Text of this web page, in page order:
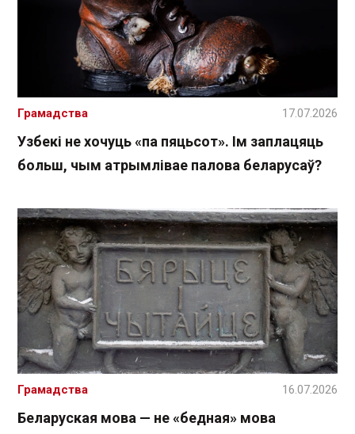
Узбекі не хочуць «па пяцьсот». Ім заплацяць
больш, чым атрымлівае палова беларусаў?
Грамадства 17.07.2026
Беларуская мова — не «бедная» мова
Грамадства 16.07.2026